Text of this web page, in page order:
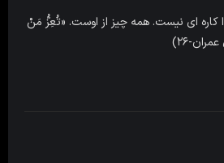
ای نیست. همه چیز از اوست. «تُعِزُّ مَنْ
۲۶)